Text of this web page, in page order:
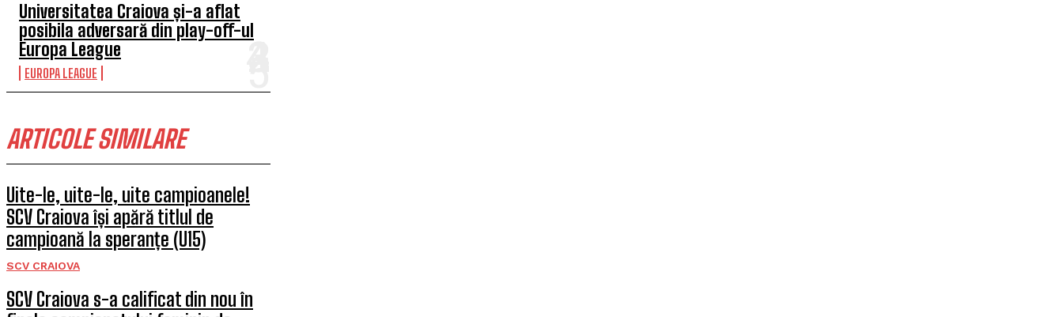
Universitatea Craiova și-a aflat
posibila adversară din play-off-ul
Europa League
EUROPA LEAGUE
ARTICOLE SIMILARE
Uite-le, uite-le, uite campioanele!
SCV Craiova își apără titlul de
campioană la speranțe (U15)
SCV CRAIOVA
SCV Craiova s-a calificat din nou în